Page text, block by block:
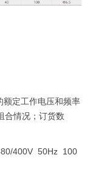
额定工作电压和频率
合情况；订货数
400V 50Hz 100